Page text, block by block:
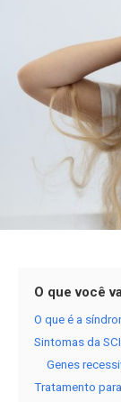
O que você
O que é a
Sintomas da SCI
Genes
Tratamento